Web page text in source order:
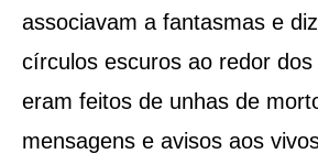
associavam a fantasmas e
círculos escuros ao redor
eram feitos de unhas de
mensagens e avisos aos